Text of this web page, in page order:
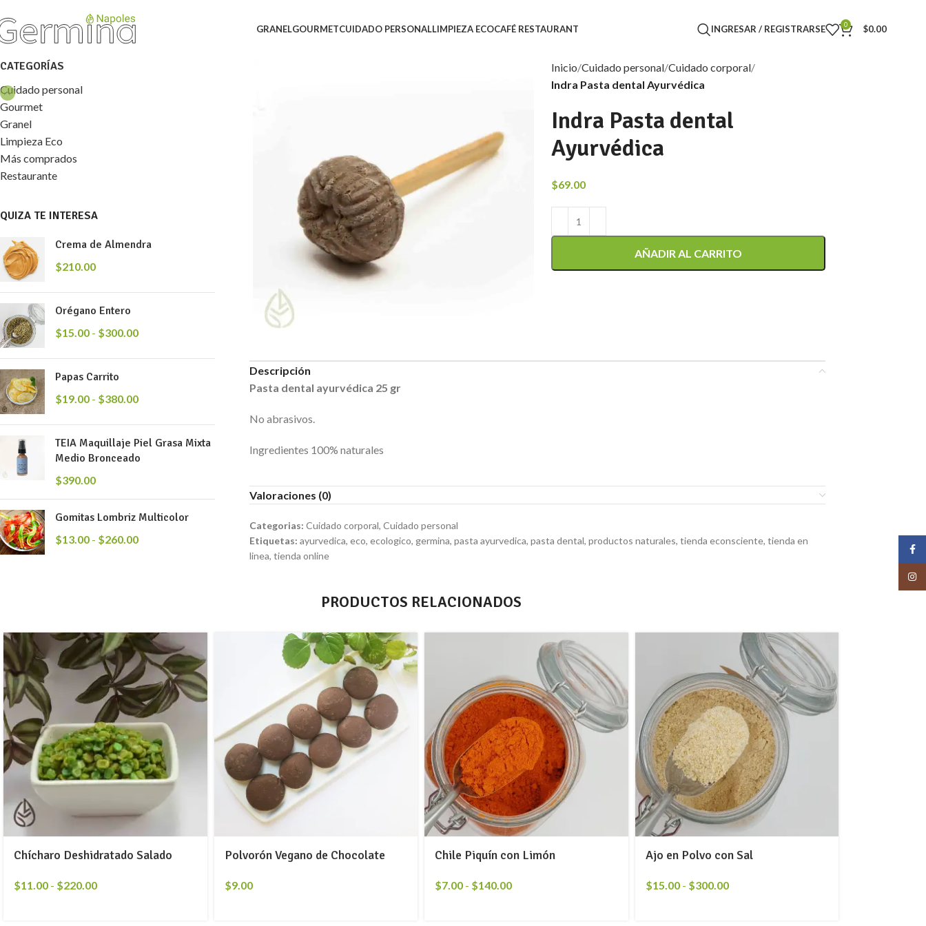
GRANELGOURMETCUIDADO PERSONALLIMPIEZA ECOCAFÉ RESTAURANT INGRESAR / REGISTRARSE 0 $0.00
CATEGORÍAS
Cuidado personal
Gourmet
Granel
Limpieza Eco
Más comprados
Restaurante
QUIZA TE INTERESA
Crema de Almendra
$210.00
Orégano Entero
$15.00 - $300.00
Papas Carrito
$19.00 - $380.00
TEIA Maquillaje Piel Grasa Mixta
Medio Bronceado
$390.00
Gomitas Lombriz Multicolor
$13.00 - $260.00
Inicio Cuidado personal Cuidado corporal
Indra Pasta dental Ayurvédica
Indra Pasta dental
Ayurvédica
$69.00
AÑADIR AL CARRITO
Descripción
Pasta dental ayurvédica 25 gr
No abrasivos.
Ingredientes 100% naturales
Valoraciones (0)
Categorias:Cuidado corporal,Cuidado personal
Etiquetas:ayurvedica,eco,ecologico, germina,pasta ayurvedica,pasta dental,productos naturales,tienda econsciente,tienda en
linea,tienda online
PRODUCTOS RELACIONADOS
Chícharo Deshidratado Salado
$11.00 - $220.00
Polvorón Vegano de Chocolate
$9.00
Chile Piquín con Limón
$7.00 - $140.00
Ajo en Polvo con Sal
$15.00 - $300.00